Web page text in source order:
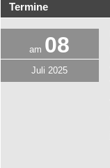
Termine
am 08
Juli 2025